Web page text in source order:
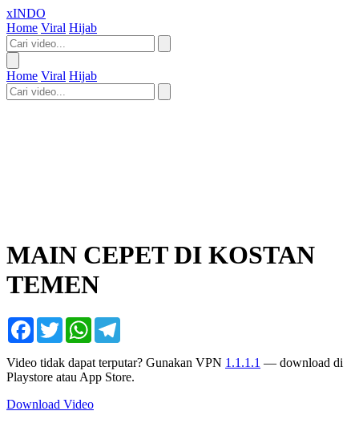
xINDO
Home Viral Hijab
Home Viral Hijab
MAIN CEPET DI KOSTAN
TEMEN
Facebook
TwitterWhatsApp
Video tidak dapat terputar? Gunakan VPN 1.1.1.1 — download di
Playstore atau App Store.
Download Video